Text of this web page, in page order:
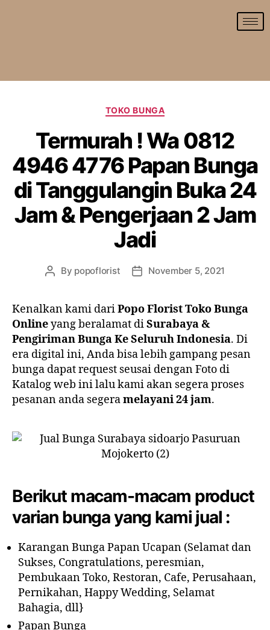
TOKO BUNGA
Termurah ! Wa 0812
4946 4776 Papan Bunga
di Tanggulangin Buka 24
Jam & Pengerjaan 2 Jam
Jadi
By popoflorist November 5, 2021
Kenalkan kami dariPopo Florist Toko Bunga
Onlineyang beralamat diSurabaya &
Pengiriman Bunga Ke Seluruh Indonesia. Di
era digital ini, Anda bisa lebih gampang pesan
bunga dapat request seusai dengan Foto di
Katalog web ini lalu kami akan segera proses
pesanan anda segeramelayani 24 jam.
Berikut macam-macam product
varian bunga yang kami jual :
Karangan Bunga Papan Ucapan (Selamat dan
Sukses, Congratulations, peresmian,
Pembukaan Toko, Restoran, Cafe, Perusahaan,
Pernikahan, Happy Wedding, Selamat
Bahagia, dll}
Papan Bunga